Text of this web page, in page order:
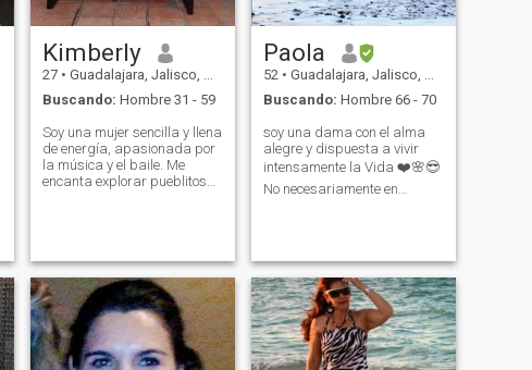
Kimberly
27 • Guadalajara, Jalisco, México
Buscando: Hombre 31 - 59
Soy una mujer sencilla y llena
de energía, apasionada por
la música y el baile. Me
encanta explorar pueblitos
chocolates, y las rosas
añaden un toque especial a
mi entorno. Mi autenticidad
me convierte en una
compañera ideal para
cualquier aventura o
celebración.
Paola
52 • Guadalajara, Jalisco, México
Buscando: Hombre 66 - 70
soy una dama con el alma
alegre y dispuesta a vivir
intensamente la Vida ❤️🌸😎
No necesariamente en